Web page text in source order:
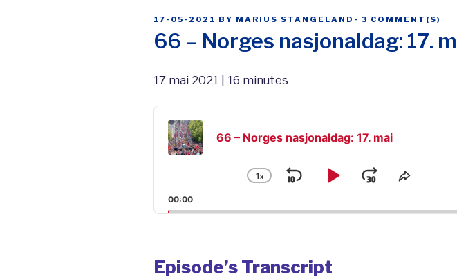
POSTED
17-05-2021 BY MARIUS STANGELAND - 3 COMMENT(S)
66 – Norges nasjonaldag: 17.
17 mai 2021 | 16 minutes
Audio
Player
66 – Norges nasjonaldag: 17. mai
Change
Rate
1x
Skip
Backward
Play
Pause
Jump
Forward
Share
00:00
Episode’s Transcript